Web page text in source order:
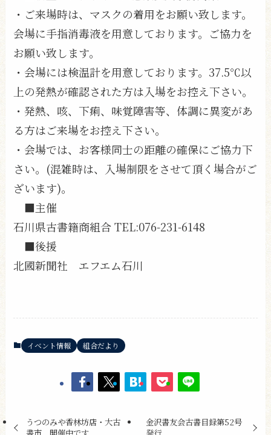
・ご来場時は、マスクの着用をお願い致します。
会場に手指消毒液を用意しております。ご協力を
お願い致します。
・会場には検温計を用意しております。37.5℃以
上の発熱が確認された方は入場をお控え下さい。
・発熱、咳、下痢、味覚障害等、体調に異変があ
る方はご来場をお控え下さい。
・会場では、お客様同士の距離の確保にご協力下
さい。(混雑時は、入場制限をさせて頂く場合がご
ざいます)。
■主催
石川県古書籍商組合 TEL:076-231-6148
■後援
北國新聞社 エフエム石川
イベント情報 組合だより
うつのみや香林坊店・大古
金沢書友会古書目録第52号